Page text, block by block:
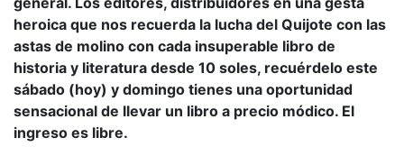
heroica que nos recuerda la lucha del Quijote con las
astas de molino con cada insuperable libro de
historia y literatura desde 10 soles, recuérdelo este
sábado (hoy) y domingo tienes una oportunidad
sensacional de llevar un libro a precio módico. El
ingreso es libre.